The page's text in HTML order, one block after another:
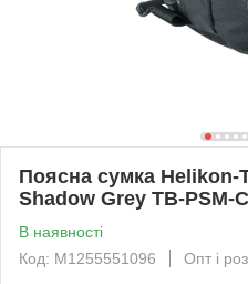
Поясна сумка Helikon-
Shadow Grey TB-PSM-
В наявності
Код: M1255551096
Опт і